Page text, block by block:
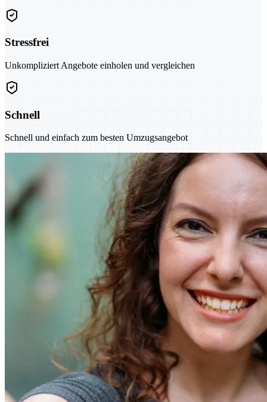
Stressfrei
Unkompliziert Angebote einholen und vergleichen
Schnell
Schnell und einfach zum besten Umzugsangebot